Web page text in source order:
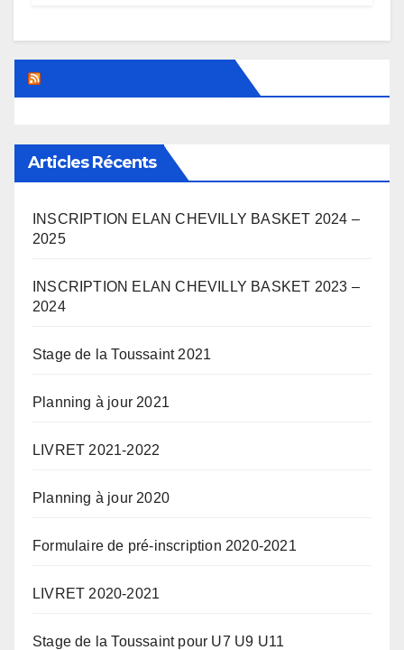
Articles Récents
INSCRIPTION ELAN CHEVILLY BASKET 2024 –
2025
INSCRIPTION ELAN CHEVILLY BASKET 2023 –
2024
Stage de la Toussaint 2021
Planning à jour 2021
LIVRET 2021-2022
Planning à jour 2020
Formulaire de pré-inscription 2020-2021
LIVRET 2020-2021
Stage de la Toussaint pour U7 U9 U11